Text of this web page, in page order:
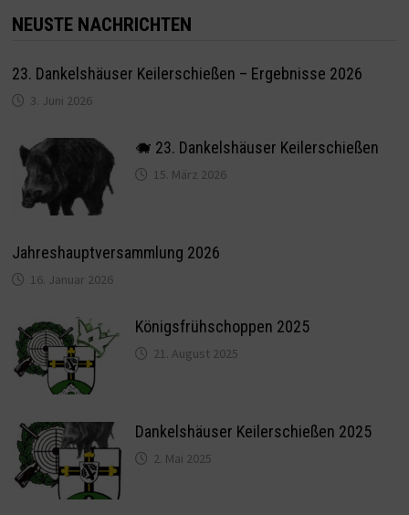
NEUSTE NACHRICHTEN
23. Dankelshäuser Keilerschießen – Ergebnisse 2026
3. Juni 2026
🐗 23. Dankelshäuser Keilerschießen
15. März 2026
Jahreshauptversammlung 2026
16. Januar 2026
Königsfrühschoppen 2025
21. August 2025
Dankelshäuser Keilerschießen 2025
2. Mai 2025